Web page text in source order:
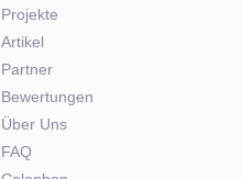
Projekte
Artikel
Partner
Bewertungen
Über Uns
FAQ